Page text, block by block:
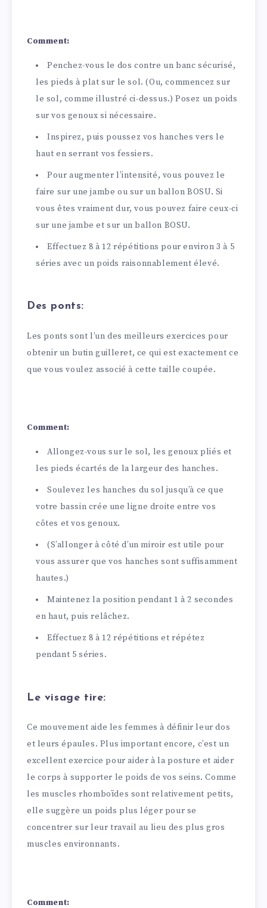
Comment:
Penchez-vous le dos contre un banc sécurisé,
les pieds à plat sur le sol. (Ou, commencez sur
le sol, comme illustré ci-dessus.) Posez un poids
sur vos genoux si nécessaire.
Inspirez, puis poussez vos hanches vers le
haut en serrant vos fessiers.
Pour augmenter l’intensité, vous pouvez le
faire sur une jambe ou sur un ballon BOSU. Si
vous êtes vraiment dur, vous pouvez faire ceux-ci
sur une jambe et sur un ballon BOSU.
Effectuez 8 à 12 répétitions pour environ 3 à 5
séries avec un poids raisonnablement élevé.
Des ponts:
Les ponts sont l’un des meilleurs exercices pour
obtenir un butin guilleret, ce qui est exactement ce
que vous voulez associé à cette taille coupée.
Comment:
Allongez-vous sur le sol, les genoux pliés et
les pieds écartés de la largeur des hanches.
Soulevez les hanches du sol jusqu’à ce que
votre bassin crée une ligne droite entre vos
côtes et vos genoux.
(S’allonger à côté d’un miroir est utile pour
vous assurer que vos hanches sont suffisamment
hautes.)
Maintenez la position pendant 1 à 2 secondes
en haut, puis relâchez.
Effectuez 8 à 12 répétitions et répétez
pendant 5 séries.
Le visage tire:
Ce mouvement aide les femmes à définir leur dos
et leurs épaules. Plus important encore, c’est un
excellent exercice pour aider à la posture et aider
le corps à supporter le poids de vos seins. Comme
les muscles rhomboïdes sont relativement petits,
elle suggère un poids plus léger pour se
concentrer sur leur travail au lieu des plus gros
muscles environnants.
Comment: